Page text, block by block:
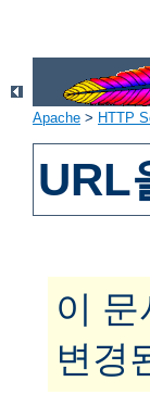
Apache > HTTP
URL
이
변경